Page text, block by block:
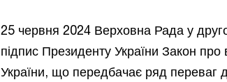
25 червня 2024 Верховна Рада у
підпис Президенту України Закон
України, що передбачає ряд переваг